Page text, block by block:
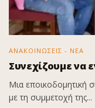
ΑΝΑΚΟΙΝΩΣΕΙΣ - ΝΕΑ
Συνεχίζουμε να
Μια εποικοδομητική
με τη συμμετοχή της...